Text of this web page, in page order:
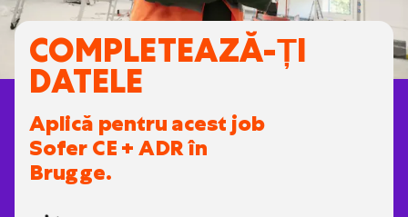
COMPLETEAZĂ-ȚI
DATELE
Aplică pentru acest job
Sofer CE + ADR în
Brugge.